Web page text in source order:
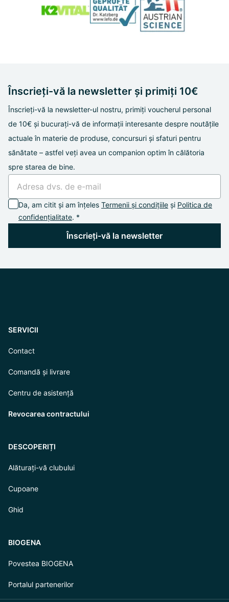
Înscrieți-vă la newsletter și primiți 10€
Înscrieți-vă la newsletter-ul nostru, primiți voucherul personal
de 10€ și bucurați-vă de informații interesante despre noutățile
actuale în materie de produse, concursuri și sfaturi pentru
sănătate – astfel veți avea un companion optim în călătoria
spre starea de bine.
Da, am citit și am înțeles Termenii și condițiile și Politica de
confidențialitate. *
Înscrieți-vă la newsletter
SERVICII
Contact
Comandă și livrare
Centru de asistență
Revocarea contractului
DESCOPERIȚI
Alăturați-vă clubului
Cupoane
Ghid
BIOGENA
Povestea BIOGENA
Portalul partenerilor